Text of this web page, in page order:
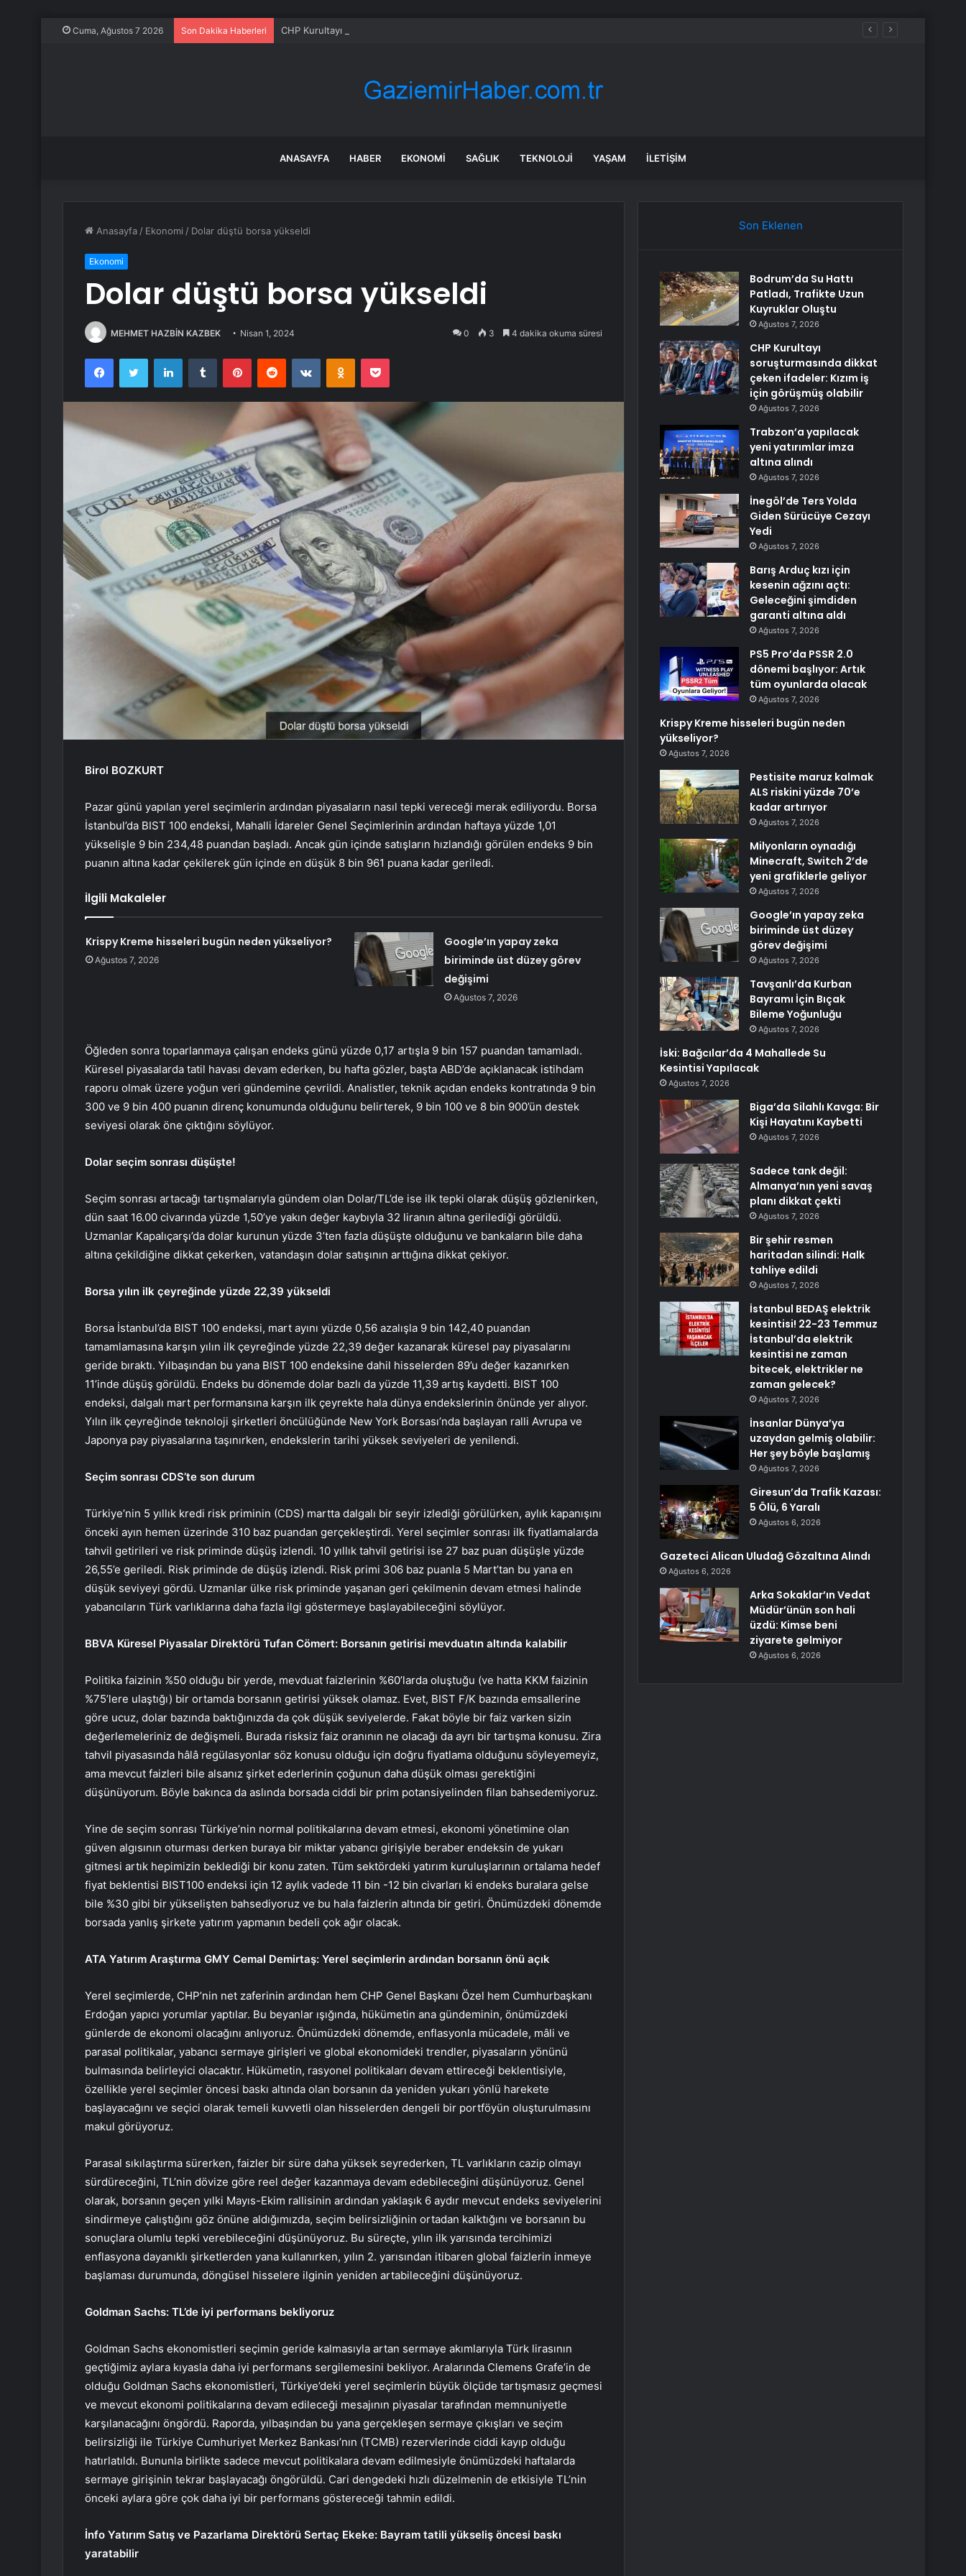
Cuma, Ağustos 7 2026 Son Dakika Haberleri CHP Kurultayı soruşturmasında dikkat çeken ifadeler: Kızım iş için görüşmüş olabilir
ANASAYFA HABER EKONOMI SAĞLIK TEKNOLOJI YAŞAM İLETIŞIM
Anasayfa / Ekonomi / Dolar düştü borsa yükseldi
Ekonomi
Dolar düştü borsa yükseldi
MEHMET HAZBİN KAZBEK Nisan 1, 2024 0 3 4 dakika okuma süresi
FacebookTwitter LinkedInTumblr PinterestReddit VKontakteOdnoklassniki
Pocket
Birol BOZKURT
Pazar günü yapılan yerel seçimlerin ardından piyasaların nasıl tepki vereceği merak ediliyordu. Borsa
İstanbul’da BIST 100 endeksi, Mahalli İdareler Genel Seçimlerinin ardından haftaya yüzde 1,01
yükselişle 9 bin 234,48 puandan başladı. Ancak gün içinde satışların hızlandığı görülen endeks 9 bin
puanın altına kadar çekilerek gün içinde en düşük 8 bin 961 puana kadar geriledi.
İlgili Makaleler
Krispy Kreme hisseleri bugün neden yükseliyor?
Ağustos 7, 2026
Google’ın yapay zeka
biriminde üst düzey görev
değişimi
Ağustos 7, 2026
Öğleden sonra toparlanmaya çalışan endeks günü yüzde 0,17 artışla 9 bin 157 puandan tamamladı.
Küresel piyasalarda tatil havası devam ederken, bu hafta gözler, başta ABD’de açıklanacak istihdam
raporu olmak üzere yoğun veri gündemine çevrildi. Analistler, teknik açıdan endeks kontratında 9 bin
300 ve 9 bin 400 puanın direnç konumunda olduğunu belirterek, 9 bin 100 ve 8 bin 900’ün destek
seviyesi olarak öne çıktığını söylüyor.
Dolar seçim sonrası düşüşte!
Seçim sonrası artacağı tartışmalarıyla gündem olan Dolar/TL’de ise ilk tepki olarak düşüş gözlenirken,
dün saat 16.00 civarında yüzde 1,50’ye yakın değer kaybıyla 32 liranın altına gerilediği görüldü.
Uzmanlar Kapalıçarşı’da dolar kurunun yüzde 3’ten fazla düşüşte olduğunu ve bankaların bile daha
altına çekildiğine dikkat çekerken, vatandaşın dolar satışının arttığına dikkat çekiyor.
Borsa yılın ilk çeyreğinde yüzde 22,39 yükseldi
Borsa İstanbul’da BIST 100 endeksi, mart ayını yüzde 0,56 azalışla 9 bin 142,40 puandan
tamamlamasına karşın yılın ilk çeyreğinde yüzde 22,39 değer kazanarak küresel pay piyasalarını
geride bıraktı. Yılbaşından bu yana BIST 100 endeksine dahil hisselerden 89’u değer kazanırken
11’inde düşüş görüldü. Endeks bu dönemde dolar bazlı da yüzde 11,39 artış kaydetti. BIST 100
endeksi, dalgalı mart performansına karşın ilk çeyrekte hala dünya endekslerinin önünde yer alıyor.
Yılın ilk çeyreğinde teknoloji şirketleri öncülüğünde New York Borsası’nda başlayan ralli Avrupa ve
Japonya pay piyasalarına taşınırken, endekslerin tarihi yüksek seviyeleri de yenilendi.
Seçim sonrası CDS’te son durum
Türkiye’nin 5 yıllık kredi risk priminin (CDS) martta dalgalı bir seyir izlediği görülürken, aylık kapanışını
önceki ayın hemen üzerinde 310 baz puandan gerçekleştirdi. Yerel seçimler sonrası ilk fiyatlamalarda
tahvil getirileri ve risk priminde düşüş izlendi. 10 yıllık tahvil getirisi ise 27 baz puan düşüşle yüzde
26,55’e geriledi. Risk priminde de düşüş izlendi. Risk primi 306 baz puanla 5 Mart’tan bu yana en
düşük seviyeyi gördü. Uzmanlar ülke risk priminde yaşanan geri çekilmenin devam etmesi halinde
yabancıların Türk varlıklarına daha fazla ilgi göstermeye başlayabileceğini söylüyor.
BBVA Küresel Piyasalar Direktörü Tufan Cömert: Borsanın getirisi mevduatın altında kalabilir
Politika faizinin %50 olduğu bir yerde, mevduat faizlerinin %60’larda oluştuğu (ve hatta KKM faizinin
%75’lere ulaştığı) bir ortamda borsanın getirisi yüksek olamaz. Evet, BIST F/K bazında emsallerine
göre ucuz, dolar bazında baktığınızda da çok düşük seviyelerde. Fakat böyle bir faiz varken sizin
değerlemeleriniz de değişmeli. Burada risksiz faiz oranının ne olacağı da ayrı bir tartışma konusu. Zira
tahvil piyasasında hâlâ regülasyonlar söz konusu olduğu için doğru fiyatlama olduğunu söyleyemeyiz,
ama mevcut faizleri bile alsanız şirket ederlerinin çoğunun daha düşük olması gerektiğini
düşünüyorum. Böyle bakınca da aslında borsada ciddi bir prim potansiyelinden filan bahsedemiyoruz.
Yine de seçim sonrası Türkiye’nin normal politikalarına devam etmesi, ekonomi yönetimine olan
güven algısının oturması derken buraya bir miktar yabancı girişiyle beraber endeksin de yukarı
gitmesi artık hepimizin beklediği bir konu zaten. Tüm sektördeki yatırım kuruluşlarının ortalama hedef
fiyat beklentisi BIST100 endeksi için 12 aylık vadede 11 bin -12 bin civarları ki endeks buralara gelse
bile %30 gibi bir yükselişten bahsediyoruz ve bu hala faizlerin altında bir getiri. Önümüzdeki dönemde
borsada yanlış şirkete yatırım yapmanın bedeli çok ağır olacak.
ATA Yatırım Araştırma GMY Cemal Demirtaş: Yerel seçimlerin ardından borsanın önü açık
Yerel seçimlerde, CHP’nin net zaferinin ardından hem CHP Genel Başkanı Özel hem Cumhurbaşkanı
Erdoğan yapıcı yorumlar yaptılar. Bu beyanlar ışığında, hükümetin ana gündeminin, önümüzdeki
günlerde de ekonomi olacağını anlıyoruz. Önümüzdeki dönemde, enflasyonla mücadele, mâli ve
parasal politikalar, yabancı sermaye girişleri ve global ekonomideki trendler, piyasaların yönünü
bulmasında belirleyici olacaktır. Hükümetin, rasyonel politikaları devam ettireceği beklentisiyle,
özellikle yerel seçimler öncesi baskı altında olan borsanın da yeniden yukarı yönlü harekete
başlayacağını ve seçici olarak temeli kuvvetli olan hisselerden dengeli bir portföyün oluşturulmasını
makul görüyoruz.
Parasal sıkılaştırma sürerken, faizler bir süre daha yüksek seyrederken, TL varlıkların cazip olmayı
sürdüreceğini, TL’nin dövize göre reel değer kazanmaya devam edebileceğini düşünüyoruz. Genel
olarak, borsanın geçen yılki Mayıs-Ekim rallisinin ardından yaklaşık 6 aydır mevcut endeks seviyelerini
sindirmeye çalıştığını göz önüne aldığımızda, seçim belirsizliğinin ortadan kalktığını ve borsanın bu
sonuçlara olumlu tepki verebileceğini düşünüyoruz. Bu süreçte, yılın ilk yarısında tercihimizi
enflasyona dayanıklı şirketlerden yana kullanırken, yılın 2. yarısından itibaren global faizlerin inmeye
başlaması durumunda, döngüsel hisselere ilginin yeniden artabileceğini düşünüyoruz.
Goldman Sachs: TL’de iyi performans bekliyoruz
Goldman Sachs ekonomistleri seçimin geride kalmasıyla artan sermaye akımlarıyla Türk lirasının
geçtiğimiz aylara kıyasla daha iyi performans sergilemesini bekliyor. Aralarında Clemens Grafe’in de
olduğu Goldman Sachs ekonomistleri, Türkiye’deki yerel seçimlerin büyük ölçüde tartışmasız geçmesi
ve mevcut ekonomi politikalarına devam edileceği mesajının piyasalar tarafından memnuniyetle
karşılanacağını öngördü. Raporda, yılbaşından bu yana gerçekleşen sermaye çıkışları ve seçim
belirsizliği ile Türkiye Cumhuriyet Merkez Bankası’nın (TCMB) rezervlerinde ciddi kayıp olduğu
hatırlatıldı. Bununla birlikte sadece mevcut politikalara devam edilmesiyle önümüzdeki haftalarda
sermaye girişinin tekrar başlayacağı öngörüldü. Cari dengedeki hızlı düzelmenin de etkisiyle TL’nin
önceki aylara göre çok daha iyi bir performans göstereceği tahmin edildi.
İnfo Yatırım Satış ve Pazarlama Direktörü Sertaç Ekeke: Bayram tatili yükseliş öncesi baskı
yaratabilir
Son Eklenen
Bodrum’da Su Hattı
Patladı, Trafikte Uzun
Kuyruklar Oluştu
Ağustos 7, 2026
CHP Kurultayı
soruşturmasında dikkat
çeken ifadeler: Kızım iş
için görüşmüş olabilir
Ağustos 7, 2026
Trabzon’a yapılacak
yeni yatırımlar imza
altına alındı
Ağustos 7, 2026
İnegöl’de Ters Yolda
Giden Sürücüye Cezayı
Yedi
Ağustos 7, 2026
Barış Arduç kızı için
kesenin ağzını açtı:
Geleceğini şimdiden
garanti altına aldı
Ağustos 7, 2026
PS5 Pro’da PSSR 2.0
dönemi başlıyor: Artık
tüm oyunlarda olacak
Ağustos 7, 2026
Krispy Kreme hisseleri bugün neden
yükseliyor?
Ağustos 7, 2026
Pestisite maruz kalmak
ALS riskini yüzde 70’e
kadar artırıyor
Ağustos 7, 2026
Milyonların oynadığı
Minecraft, Switch 2’de
yeni grafiklerle geliyor
Ağustos 7, 2026
Google’ın yapay zeka
biriminde üst düzey
görev değişimi
Ağustos 7, 2026
Tavşanlı’da Kurban
Bayramı İçin Bıçak
Bileme Yoğunluğu
Ağustos 7, 2026
İski: Bağcılar’da 4 Mahallede Su
Kesintisi Yapılacak
Ağustos 7, 2026
Biga’da Silahlı Kavga: Bir
Kişi Hayatını Kaybetti
Ağustos 7, 2026
Sadece tank değil:
Almanya’nın yeni savaş
planı dikkat çekti
Ağustos 7, 2026
Bir şehir resmen
haritadan silindi: Halk
tahliye edildi
Ağustos 7, 2026
İstanbul BEDAŞ elektrik
kesintisi! 22-23 Temmuz
İstanbul’da elektrik
kesintisi ne zaman
bitecek, elektrikler ne
zaman gelecek?
Ağustos 7, 2026
İnsanlar Dünya’ya
uzaydan gelmiş olabilir:
Her şey böyle başlamış
Ağustos 7, 2026
Giresun’da Trafik Kazası:
5 Ölü, 6 Yaralı
Ağustos 6, 2026
Gazeteci Alican Uludağ Gözaltına Alındı
Ağustos 6, 2026
Arka Sokaklar’ın Vedat
Müdür’ünün son hali
üzdü: Kimse beni
ziyarete gelmiyor
Ağustos 6, 2026